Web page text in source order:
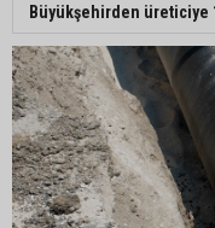
Büyükşehirden üreticiye